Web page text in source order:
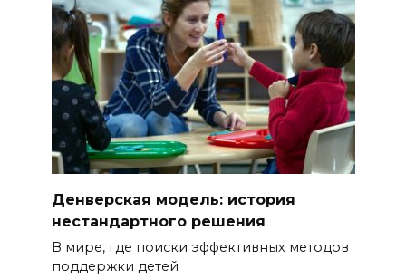
Денверская модель: история
нестандартного решения
В мире, где поиски эффективных методов
поддержки детей